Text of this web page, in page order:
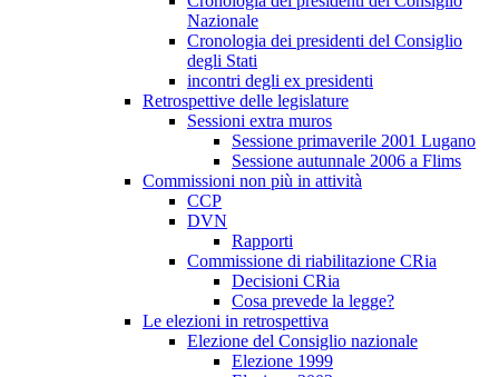
Nazionale
Cronologia dei presidenti del Consiglio
degli Stati
incontri degli ex presidenti
Retrospettive delle legislature
Sessioni extra muros
Sessione primaverile 2001 Lugano
Sessione autunnale 2006 a Flims
Commissioni non più in attività
CCP
DVN
Rapporti
Commissione di riabilitazione CRia
Decisioni CRia
Cosa prevede la legge?
Le elezioni in retrospettiva
Elezione del Consiglio nazionale
Elezione 1999